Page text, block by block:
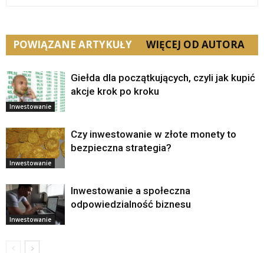
POWIĄZANE ARTYKUŁY WIĘCEJ OD AUTORA
Inwestowanie
Giełda dla początkujących, czyli jak kupić
akcje krok po kroku
Inwestowanie
Czy inwestowanie w złote monety to
bezpieczna strategia?
Inwestowanie
Inwestowanie a społeczna
odpowiedzialność biznesu